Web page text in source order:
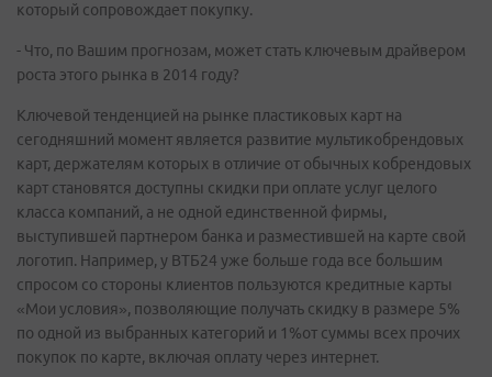
который сопровождает покупку.
- Что, по Вашим прогнозам, может стать ключевым драйвером
роста этого рынка в 2014 году?
Ключевой тенденцией на рынке пластиковых карт на
сегодняшний момент является развитие мультикобрендовых
карт, держателям которых в отличие от обычных кобрендовых
карт становятся доступны скидки при оплате услуг целого
класса компаний, а не одной единственной фирмы,
выступившей партнером банка и разместившей на карте свой
логотип. Например, у ВТБ24 уже больше года все большим
спросом со стороны клиентов пользуются кредитные карты
«Мои условия», позволяющие получать скидку в размере 5%
по одной из выбранных категорий и 1%от суммы всех прочих
покупок по карте, включая оплату через интернет.